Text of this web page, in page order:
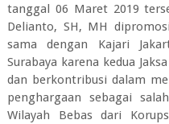
tanggal 06 Maret 2019
Delianto, SH, MH
sama dengan Kajari
Surabaya karena kedua
dan berkontribusi dalam
penghargaan sebagai
Wilayah Bebas dari